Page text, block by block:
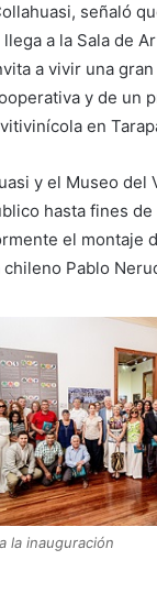
señaló
a la Sala de
a vivir una
y de un
en
y el Museo del
hasta fines de
el montaje
Pablo
la inauguración